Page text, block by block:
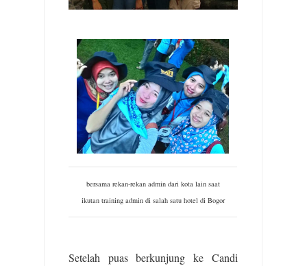
bersama rekan-rekan admin dari kota lain saat
ikutan training admin di salah satu hotel di Bogor
Setelah puas berkunjung ke Candi